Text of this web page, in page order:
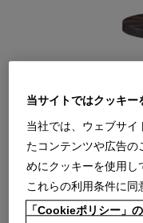
当サイトではクッキー
当社では、ウェブサイ
たコンテンツや広告の
めにクッキーを使用し
これらの利用条件に同
「Cookieポリシー」